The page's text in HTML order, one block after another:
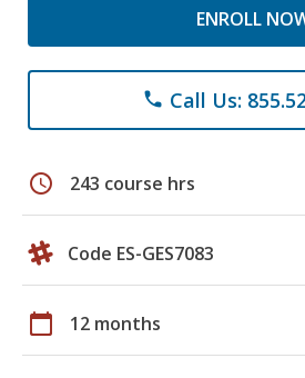
ENROLL
phone Call Us:
schedule 243 course hrs
Code ES-GES7083
calendar_today 12 months